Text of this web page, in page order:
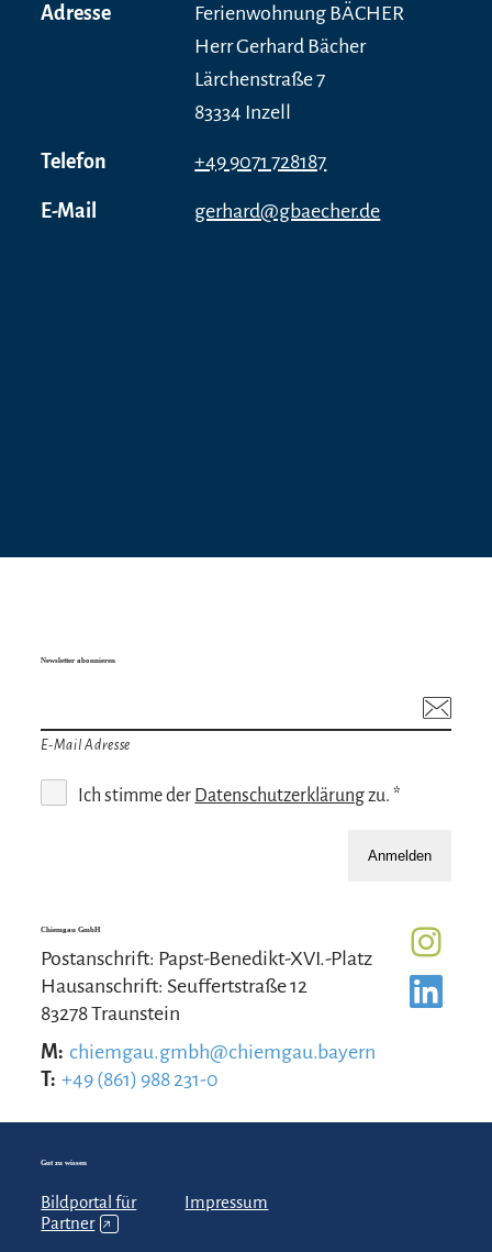
Adresse
Ferienwohnung BÄCHER
Herr Gerhard Bächer
Lärchenstraße 7
83334 Inzell
Telefon +49 9071 728187
E-Mail gerhard@gbaecher.de
Newsletter abonnieren
E-Mail Adresse
Ich stimme der Datenschutzerklärungzu. *
Anmelden
Chiemgau GmbH
Postanschrift: Papst-Benedikt-XVI.-Platz
Hausanschrift: Seuffertstraße 12
83278 Traunstein
M: chiemgau.gmbh@chiemgau.bayern
T: +49 (861) 988 231-0
Gut zu wissen
Bildportal für
Partner ↗
Impressum